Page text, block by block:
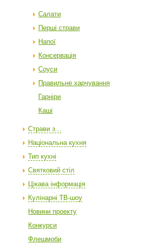
Салати
Перші страви
Напої
Консервація
Соуси
Правильне харчування
Гарніри
Каші
Страви з...
Національна кухня
Тип кухні
Святковий стіл
Цікава інформація
Кулінарні ТВ-шоу
Новини проекту
Конкурси
Флешмоби